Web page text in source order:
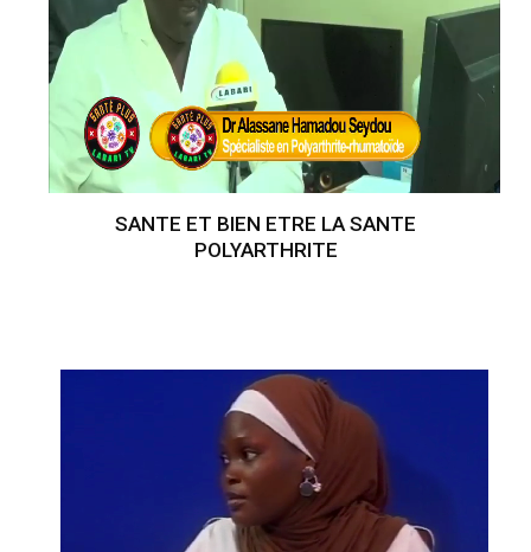
SANTE ET BIEN ETRE LA SANTE
POLYARTHRITE